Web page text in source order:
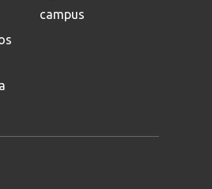
campus